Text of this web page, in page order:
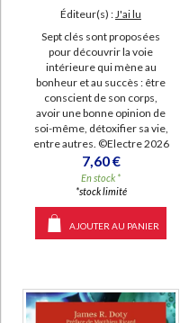
Éditeur(s) :J'ai lu
Sept clés sont proposées
pour découvrir la voie
intérieure qui mène au
bonheur et au succès : être
conscient de son corps,
avoir une bonne opinion de
soi-même, détoxifier sa vie,
entre autres. ©Electre 2026
7,60 €
En stock *
*stock limité
AJOUTER AU PANIER